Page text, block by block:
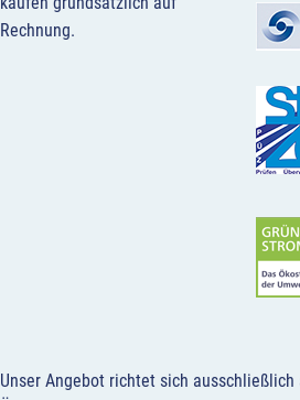
Rechnung.
Unser Angebot richtet sich ausschließlich